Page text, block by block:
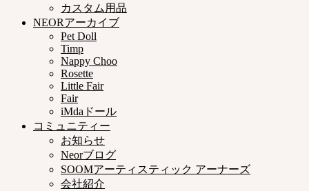
カスタム用品
NEORアーカイブ
Pet Doll
Timp
Nappy Choo
Rosette
Little Fair
Fair
iMdaドール
コミュニティー
お知らせ
Neorブログ
SOOMアーティスティック アーナーズ
会社紹介